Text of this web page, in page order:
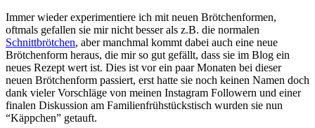
Immer wieder experimentiere ich mit neuen Brötchenformen,
oftmals gefallen sie mir nicht besser als z.B. die normalen
Schnittbrötchen, aber manchmal kommt dabei auch eine neue
Brötchenform heraus, die mir so gut gefällt, dass sie im Blog ein
neues Rezept wert ist. Dies ist vor ein paar Monaten bei dieser
neuen Brötchenform passiert, erst hatte sie noch keinen Namen doch
dank vieler Vorschläge von meinen Instagram Followern und einer
finalen Diskussion am Familienfrühstückstisch wurden sie nun
“Käppchen” getauft.